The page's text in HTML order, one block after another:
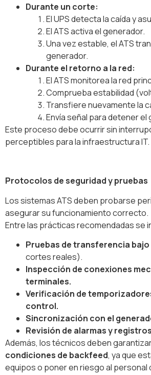
Durante un corte:
El UPS detecta la caída y
El ATS activa el generador.
Una vez estable, el ATS
generador.
Durante el retorno a la red:
El ATS monitorea la red
Comprueba estabilidad
Transfiere nuevamente la
Envía señal para detener el
Este proceso debe ocurrir sin
perceptibles para la infraestructura IT.
Protocolos de seguridad y pruebas
Los sistemas ATS deben probarse
asegurar su funcionamiento correcto.
Entre las prácticas recomendadas se
Pruebas de transferencia
cortes reales).
Inspección de conexiones
terminales.
Verificación de
control.
Sincronización con el
Revisión de alarmas y
Además, los técnicos deben
condiciones de backfeed, ya que
equipos o poner en riesgo al personal